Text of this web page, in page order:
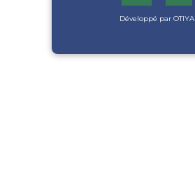
Développé par OTIYA